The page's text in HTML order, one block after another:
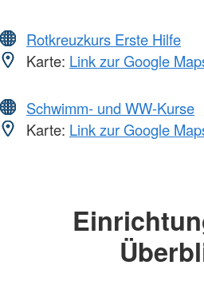
Rotkreuzkurs Erste Hilfe
Karte: Link zur Google
Schwimm- und WW-Kurse
Karte: Link zur Google